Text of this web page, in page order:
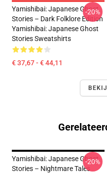
Yamishibai: Japanese Ghost
Stories – Dark Folklore Edition
Yamishibai: Japanese Ghost
Stories Sweatshirts
€ 37,67 - € 44,11
-20%
Yamishibai: Japanese Ghost
Stories – Nightmare Tales
-20%